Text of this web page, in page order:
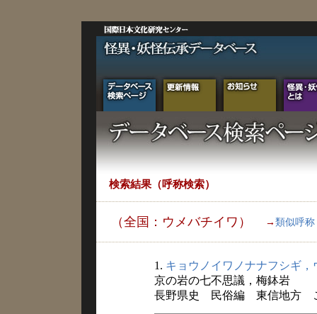
検索結果（呼称検索）
（全国：ウメバチイワ） → 類似呼称
1. キョウノイワノナナフシギ，
京の岩の七不思議，梅鉢岩
長野県史 民俗編 東信地方 こ